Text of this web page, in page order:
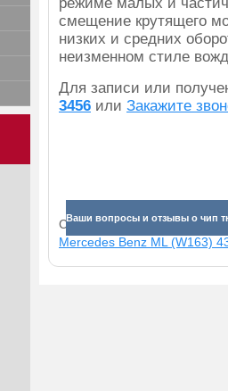
смещение крутящего
низких и средних
неизменном стиле
Для записи или
3456 или Закажите
Ваши вопросы и отзывы о чип
Смотрите прибавки для
Mercedes Benz ML (W163)